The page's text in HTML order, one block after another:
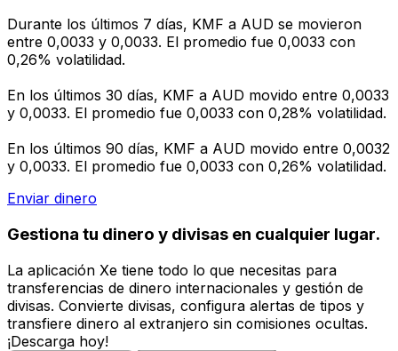
Durante los últimos 7 días, KMF a AUD se movieron
entre 0,0033 y 0,0033. El promedio fue 0,0033 con
0,26% volatilidad.
En los últimos 30 días, KMF a AUD movido entre 0,0033
y 0,0033. El promedio fue 0,0033 con 0,28% volatilidad.
En los últimos 90 días, KMF a AUD movido entre 0,0032
y 0,0033. El promedio fue 0,0033 con 0,26% volatilidad.
Enviar dinero
Gestiona tu dinero y divisas en cualquier lugar.
La aplicación Xe tiene todo lo que necesitas para
transferencias de dinero internacionales y gestión de
divisas. Convierte divisas, configura alertas de tipos y
transfiere dinero al extranjero sin comisiones ocultas.
¡Descarga hoy!